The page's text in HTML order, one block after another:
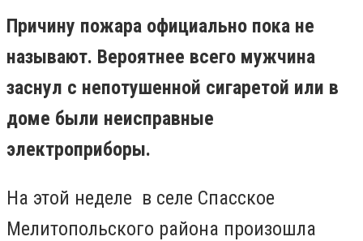
Причину пожара официально пока не
называют. Вероятнее всего мужчина
заснул с непотушенной сигаретой или в
доме были неисправные
электроприборы.
На этой неделе в селе Спасское
Мелитопольского района произошла